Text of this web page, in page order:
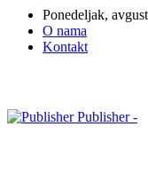
Ponedeljak,
O nama
Kontakt
Publisher -